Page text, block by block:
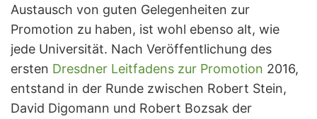
Austausch von guten Gelegenheiten zur
Promotion zu haben, ist wohl ebenso alt, wie
jede Universität. Nach Veröffentlichung des
ersten Dresdner Leitfadens zur Promotion 2016,
entstand in der Runde zwischen Robert Stein,
David Digomann und Robert Bozsak der